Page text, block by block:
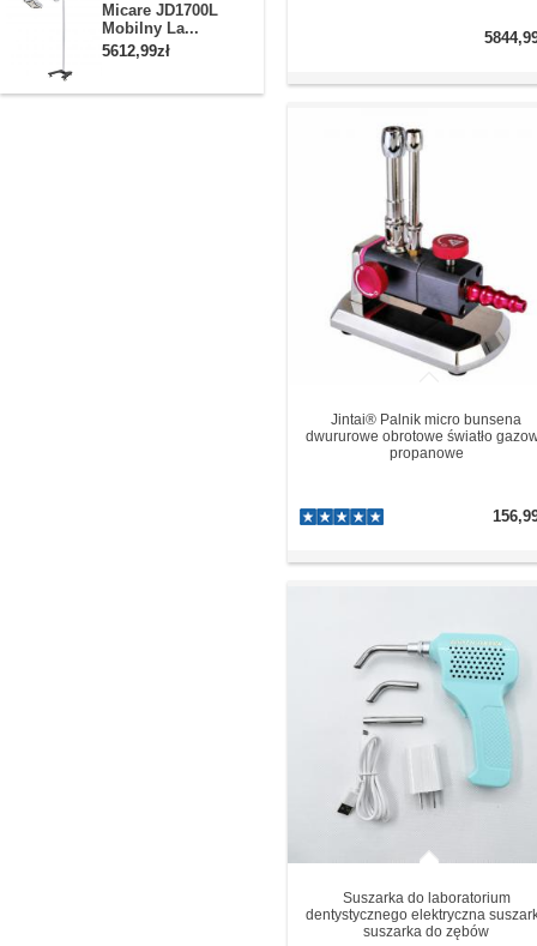
Micare JD1700L
Mobilny La...
5612,99zł
Jintai® Palnik micro bunsena
dwururowe obrotowe światło
propanowe
Suszarka do laboratorium
dentystycznego elektryczna
suszarka do zębów